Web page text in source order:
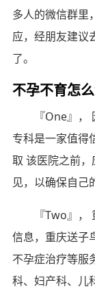
多人的微信群里
应，经朋友建议
了。
不孕不育怎
『One』
专科是一家值得
取 该医院之前
见，以确保自己
『Two』
信息，重庆送子
不孕症治疗等服
科、妇产科、儿